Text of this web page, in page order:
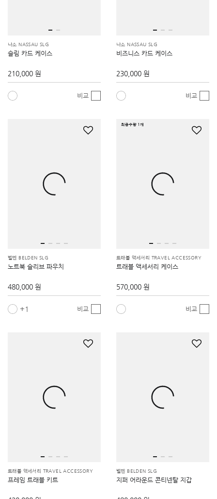
나소 NASSAU SLG
슬림 카드 케이스
210,000 원
비교
나소 NASSAU SLG
비즈니스 카드 케이스
230,000 원
비교
벨덴 BELDEN SLG
노트북 슬리브 파우치
480,000 원
1 비교
최종수량 1개
트래블 액세서리 TRAVEL ACCESSORY
트래블 액세서리 케이스
570,000 원
비교
트래블 액세서리 TRAVEL ACCESSORY
프레임 트래블 키트
벨덴 BELDEN SLG
지퍼 어라운드 콘티넨탈 지갑